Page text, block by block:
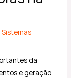
Sistemas
da
e geração